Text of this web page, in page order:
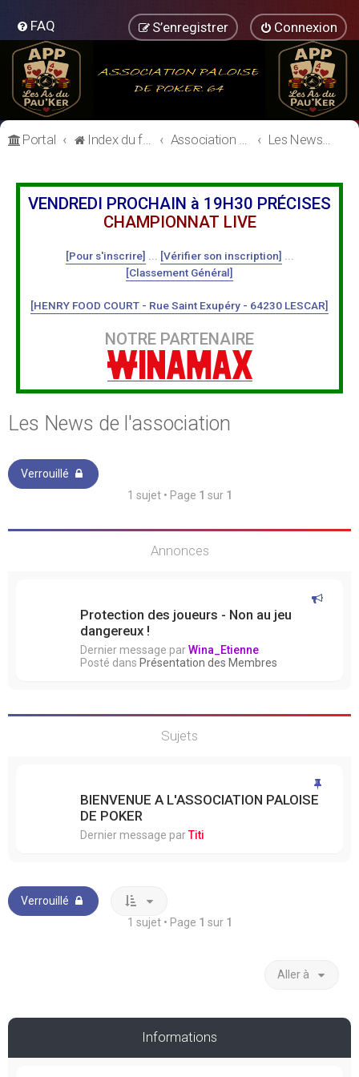
FAQ Connexion
S’enregistrer
Portal Index du forum Association Paloise de Poker Les News de l'association
VENDREDI PROCHAIN à 19H30 PRÉCISES
CHAMPIONNAT LIVE
[Pour s'inscrire] [Vérifier son inscription]
[Classement Général]
[HENRY FOOD COURT - Rue Saint Exupéry - 64230 LESCAR]
NOTRE PARTENAIRE
Les News de l'association
Verrouillé
1 sujet • Page 1 sur 1
Annonces
Protection des joueurs - Non au jeu
dangereux !
Dernier message parWina_Etienne
Posté dans Présentation des Membres
Sujets
BIENVENUE A L'ASSOCIATION PALOISE
DE POKER
Dernier message parTiti
Verrouillé
1 sujet • Page 1 sur 1
Aller à
Informations